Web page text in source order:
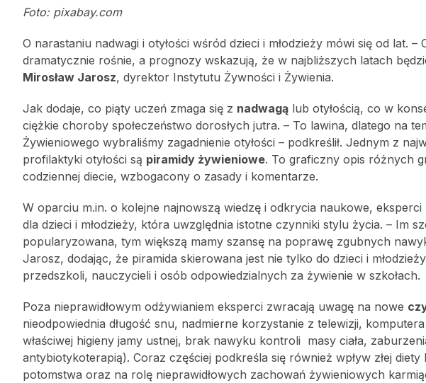
Foto: pixabay.com
O narastaniu nadwagi i otyłości wśród dzieci i młodzieży mówi się od lat. –
dramatycznie rośnie, a prognozy wskazują, że w najbliższych latach
Mirosław Jarosz, dyrektor Instytutu Żywności i Żywienia.
Jak dodaje, co piąty uczeń zmaga się z nadwagą lub otyłością, co w
ciężkie choroby społeczeństwo dorosłych jutra. – To lawina, dlatego na
Żywieniowego wybraliśmy zagadnienie otyłości – podkreślił. Jednym z
profilaktyki otyłości są piramidy żywieniowe. To graficzny opis różnych
codziennej diecie, wzbogacony o zasady i komentarze.
W oparciu m.in. o kolejne najnowszą wiedzę i odkrycia naukowe, eksperci
dla dzieci i młodzieży, która uwzględnia istotne czynniki stylu życia. – Im
popularyzowana, tym większą mamy szansę na poprawę zgubnych
Jarosz, dodając, że piramida skierowana jest nie tylko do dzieci i
przedszkoli, nauczycieli i osób odpowiedzialnych za żywienie w szkołach.
Poza nieprawidłowym odżywianiem eksperci zwracają uwagę na nowe
nieodpowiednia długość snu, nadmierne korzystanie z telewizji,
właściwej higieny jamy ustnej, brak nawyku kontroli masy ciała,
antybiotykoterapią). Coraz częściej podkreśla się również wpływ złej
potomstwa oraz na rolę nieprawidłowych zachowań żywieniowych